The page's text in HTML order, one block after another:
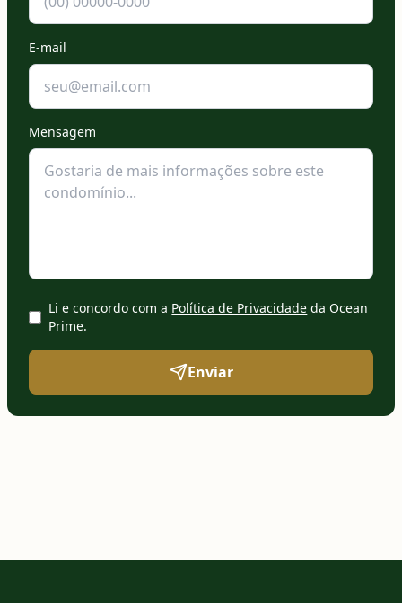
E-mail
Mensagem
Li e concordo com a Política de Privacidade da Ocean
Prime.
Enviar